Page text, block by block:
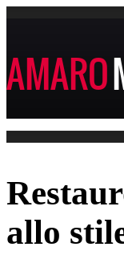
AMARO
allo